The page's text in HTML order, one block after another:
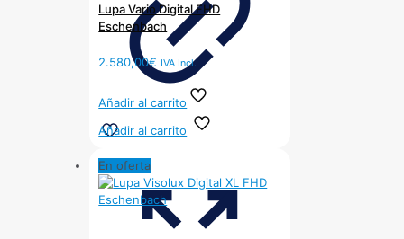
Lupa Vario Digital FHD
Eschenbach
2.580,00€ IVA Incl.
Añadir al carrito
Añadir al carrito
En oferta